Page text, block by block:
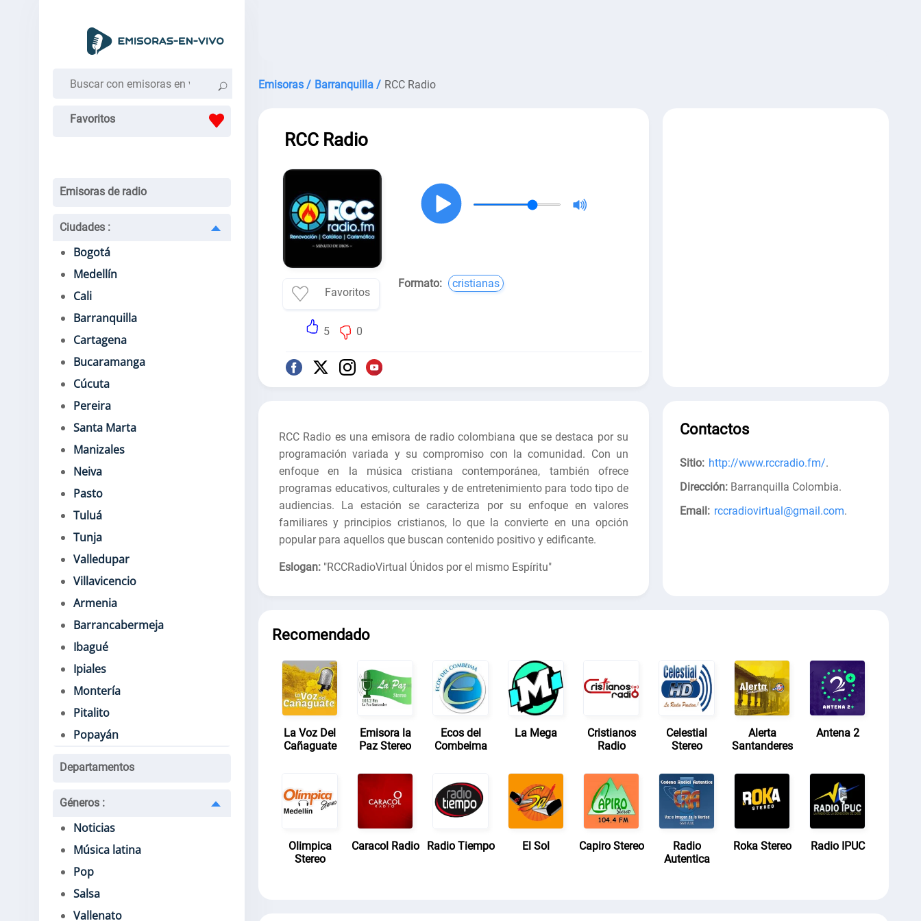
Favoritos
Emisoras de radio
Ciudades :
Bogotá
Medellín
Cali
Barranquilla
Cartagena
Bucaramanga
Cúcuta
Pereira
Santa Marta
Manizales
Neiva
Pasto
Tuluá
Tunja
Valledupar
Villavicencio
Armenia
Barrancabermeja
Ibagué
Ipiales
Montería
Pitalito
Popayán
Departamentos
Géneros :
Noticias
Música latina
Pop
Salsa
Vallenato
Emisoras / Barranquilla / RCC Radio
RCC Radio
Favoritos
5 0
Formato: cristianas
RCC Radio es una emisora de radio colombiana que se destaca por su
programación variada y su compromiso con la comunidad. Con un
enfoque en la música cristiana contemporánea, también ofrece
programas educativos, culturales y de entretenimiento para todo tipo de
audiencias. La estación se caracteriza por su enfoque en valores
familiares y principios cristianos, lo que la convierte en una opción
popular para aquellos que buscan contenido positivo y edificante.
Eslogan: "RCCRadioVirtual Únidos por el mismo Espíritu"
Contactos
Sitio: http://www.rccradio.fm/.
Dirección: Barranquilla Colombia.
Email: rccradiovirtual@gmail.com.
Recomendado
La Voz Del
Cañaguate
Emisora la
Paz Stereo
Ecos del
Combeima
La Mega
Cristianos
Radio
Celestial
Stereo
Alerta
Santanderes
Antena 2
Olimpica
Stereo
Caracol Radio Radio Tiempo El Sol Capiro Stereo
Radio
Autentica
Roka Stereo Radio IPUC